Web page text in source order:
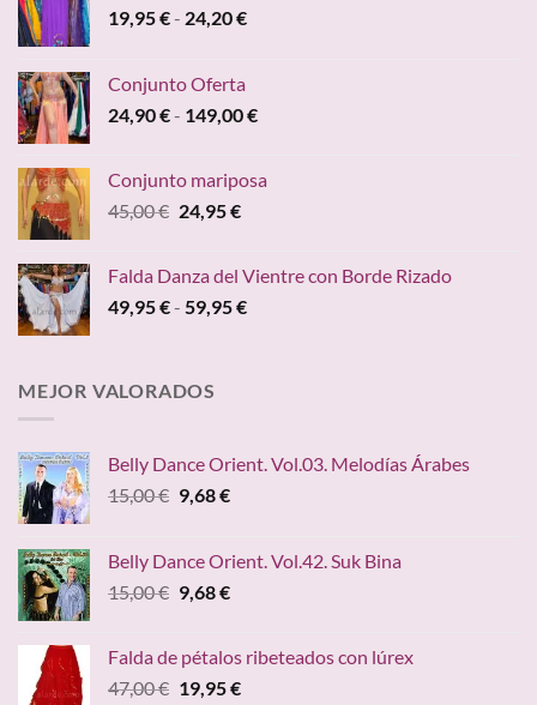
19,95€- 24,20€Rango
19,95 €
Conjunto Oferta
24,90€- 149,00€Rango
desde
149,00 €
Conjunto mariposa
45,00€ El
era:
45,00 €.
24,95€El
es:
24,95 €.
Falda Danza del Vientre con Borde Rizado
49,95€- 59,95€Rango
59,95 €
MEJOR VALORADOS
Belly Dance Orient. Vol.03. Melodías Árabes
15,00€ El
era:
15,00 €.
9,68€El
es:
9,68 €.
Belly Dance Orient. Vol.42. Suk Bina
15,00€ El
era:
15,00 €.
9,68€El
es:
9,68 €.
Falda de pétalos ribeteados con lúrex
47,00€ El
19,95€El